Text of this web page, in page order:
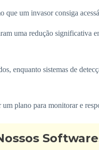
que um invasor consiga
uma redução significativa
enquanto sistemas de
plano para monitorar e